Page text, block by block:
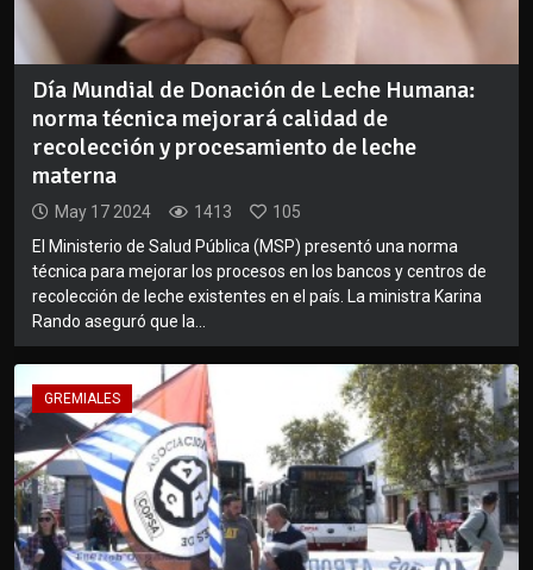
Día Mundial de Donación de Leche Humana:
norma técnica mejorará calidad de
recolección y procesamiento de leche
materna
May 17 2024 1413
105
El Ministerio de Salud Pública (MSP) presentó una norma
técnica para mejorar los procesos en los bancos y centros de
recolección de leche existentes en el país. La ministra Karina
Rando aseguró que la...
GREMIALES